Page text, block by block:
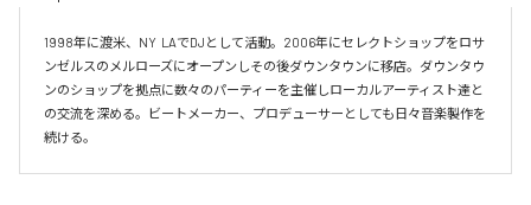
1998年に渡米、NY  LAでDJとして活動。2006年にセレクトショップをロサ
ンゼルスのメルローズにオープンしその後ダウンタウンに移店。ダウンタウ
ンのショップを拠点に数々のパーティーを主催しローカルアーティスト達と
の交流を深める。ビートメーカー、プロデューサーとしても日々音楽製作を
続ける。